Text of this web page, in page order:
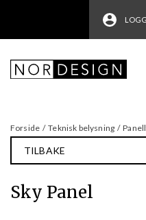
Forside / Teknisk belysning /
TILBAKE
Sky Panel